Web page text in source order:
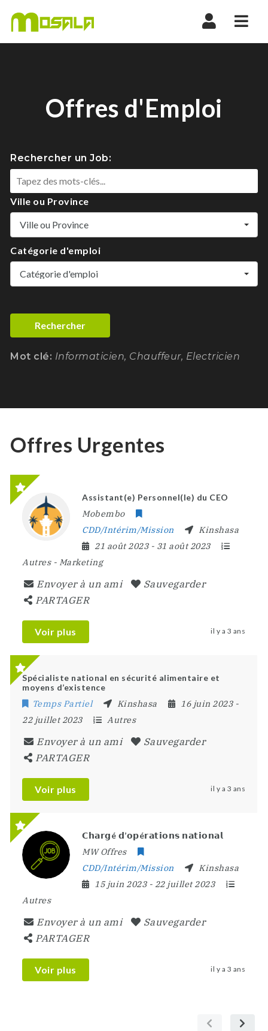
Offres d'Emploi
Rechercher un Job:
Ville ou Province
Ville ou Province
Catégorie d'emploi
Catégorie d'emploi
Rechercher
Mot clé: Informaticien, Chauffeur, Electricien
Offres Urgentes
Assistant(e) Personnel(le) du CEO
Mobembo
CDD/Intérim/Mission
Kinshasa
21 août 2023 - 31 août 2023
Autres- Marketing
Envoyer à un ami
Sauvegarder
PARTAGER
Voir plus il y a 3 ans
Spécialiste national en sécurité alimentaire et
moyens d’existence
Temps Partiel Kinshasa 16 juin 2023 -
22 juillet 2023
Autres
Envoyer à un ami
Sauvegarder
PARTAGER
Voir plus il y a 3 ans
𝗖𝗵𝗮𝗿𝗴é 𝗱’𝗼𝗽é𝗿𝗮𝘁𝗶𝗼𝗻𝘀 𝗻𝗮𝘁𝗶𝗼𝗻𝗮𝗹
MW Offres
CDD/Intérim/Mission
Kinshasa
15 juin 2023 - 22 juillet 2023
Autres
Envoyer à un ami
Sauvegarder
PARTAGER
Voir plus il y a 3 ans